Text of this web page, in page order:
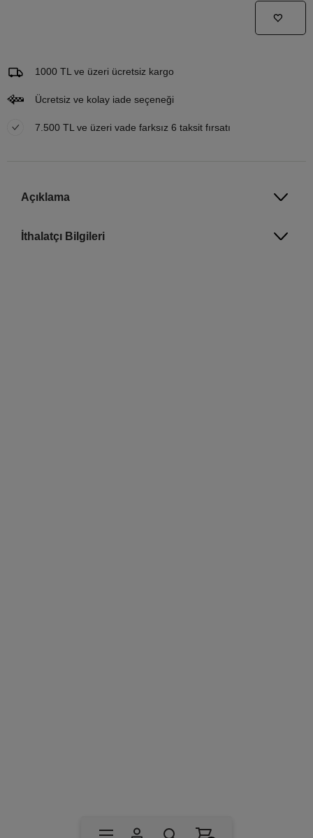
Email Adresi
1000 TL ve üzeri ücretsiz kargo
Ücretsiz ve kolay iade seçeneği
7.500 TL ve üzeri vade farksız 6 taksit fırsatı
Açıklama
İthalatçı Bilgileri